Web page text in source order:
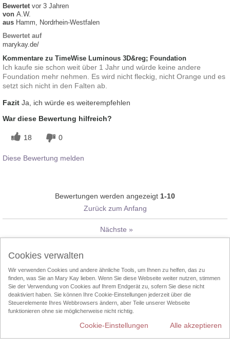
Bewertet vor 3 Jahren
von A.W.
aus Hamm, Nordrhein-Westfalen
Bewertet auf
marykay.de/
Kommentare zu TimeWise Luminous 3D&reg; Foundation
Ich kaufe sie schon weit über 1 Jahr und würde keine andere
Foundation mehr nehmen. Es wird nicht fleckig, nicht Orange und es
setzt sich nicht in den Falten ab.
Fazit Ja, ich würde es weiterempfehlen
War diese Bewertung hilfreich?
18 0
Diese Bewertung melden
Bewertungen werden angezeigt 1-10
Zurück zum Anfang
Nächste »
Cookies verwalten Impressum Kontakt
Online-Kataloge
Online Agreement
Datenschutzrichtlinien
Über den Direktvertrieb
Cookies verwalten
Wir verwenden Cookies und andere ähnliche Tools, um Ihnen zu helfen, das zu
finden, was Sie an Mary Kay lieben. Wenn Sie diese Webseite weiter nutzen, stimmen
Sie der Verwendung von Cookies auf Ihrem Endgerät zu, sofern Sie diese nicht
deaktiviert haben. Sie können Ihre Cookie-Einstellungen jederzeit über die
Steuerelemente Ihres Webbrowsers ändern, aber Teile unserer Webseite
funktionieren ohne sie möglicherweise nicht richtig.
Alle akzeptieren
Cookie-Einstellungen